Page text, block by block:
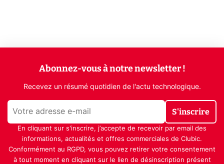
Abonnez-vous à notre newsletter !
Recevez un résumé quotidien de l'actu technologique.
S'inscrire
En cliquant sur s'inscrire, j’accepte de recevoir par email des
informations, actualités et offres commerciales de Clubic.
Conformément au RGPD, vous pouvez retirer votre consentement
à tout moment en cliquant sur le lien de désinscription présent